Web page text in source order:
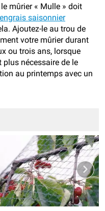
mûrier « Mulle » doit
engrais saisonnier
Ajoutez-le au trou de
votre mûrier durant
ou trois ans, lorsque
plus nécessaire de le
au printemps avec un